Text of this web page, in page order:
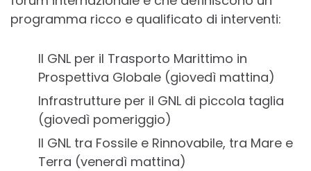
programma ricco e qualificato di interventi:
Il GNL per il Trasporto Marittimo in
Prospettiva Globale (giovedì mattina)
Infrastrutture per il GNL di piccola taglia
(giovedì pomeriggio)
Il GNL tra Fossile e Rinnovabile, tra Mare e
Terra (venerdì mattina)